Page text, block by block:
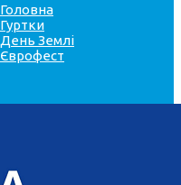
Головна
Гуртки
День Землі
Єврофест